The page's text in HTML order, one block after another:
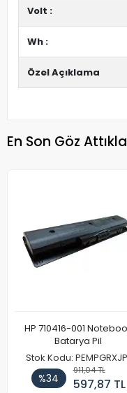
Volt :
Wh :
Özel Açıklama
En Son Göz
HP 710416-001
Batarya Pil
Stok Kodu:
%34
911,04 TL
597,87 TL